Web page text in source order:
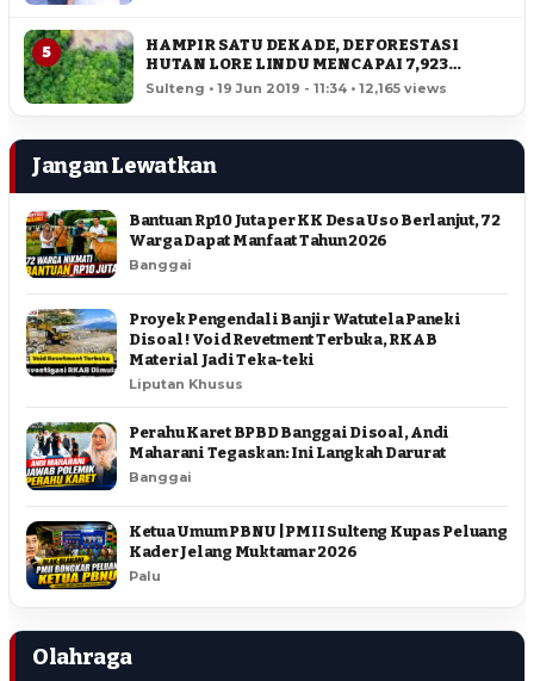
5
HAMPIR SATU DEKADE, DEFORESTASI
HUTAN LORE LINDU MENCAPAI 7,923
HEKTAR
Sulteng • 19 Jun 2019 - 11:34 • 12,165 views
Jangan Lewatkan
Bantuan Rp10 Juta per KK Desa Uso Berlanjut, 72
Warga Dapat Manfaat Tahun 2026
Banggai
Proyek Pengendali Banjir Watutela Paneki
Disoal ! Void Revetment Terbuka, RKAB
Material Jadi Teka-teki
Liputan Khusus
Perahu Karet BPBD Banggai Disoal, Andi
Maharani Tegaskan: Ini Langkah Darurat
Banggai
Ketua Umum PBNU | PMII Sulteng Kupas Peluang
Kader Jelang Muktamar 2026
Palu
Olahraga